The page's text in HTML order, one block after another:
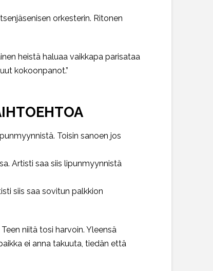
orkesterin. Ritonen
heistä haluaa vaikkapa parisataa
kokoonpanot.”
Toisin sanoen jos
Artisti saa siis lipunmyynnistä
siis saa sovitun palkkion
niitä tosi harvoin. Yleensä
ei anna takuuta, tiedän että